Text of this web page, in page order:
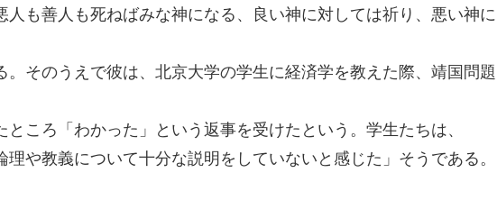
人も善人も死ねばみな神になる、良い神に対しては祈り、悪い神に
。そのうえで彼は、北京大学の学生に経済学を教えた際、靖国問題
ころ「わかった」という返事を受けたという。学生たちは、
理や教義について十分な説明をしていないと感じた」そうである。